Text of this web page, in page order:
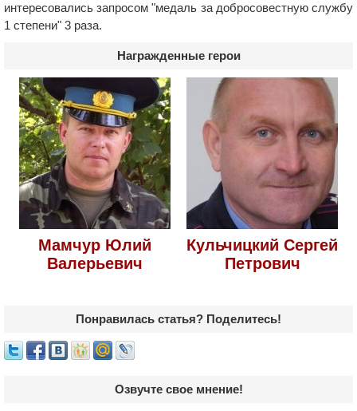
интересовались запросом "медаль за добросовестную службу
1 степени" 3 раза.
Награжденные герои
Мамчур Юлий
Валерьевич
Кульчицкий Сергей
Петрович
Понравилась статья? Поделитесь!
Озвучте свое мнение!